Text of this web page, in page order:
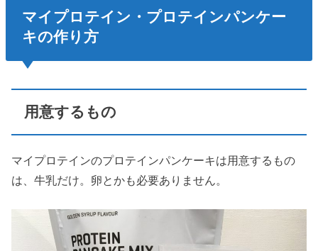
マイプロテイン・プロテインパンケー
キの作り方
用意するもの
マイプロテインのプロテインパンケーキは用意するもの
は、牛乳だけ。卵とかも必要ありません。